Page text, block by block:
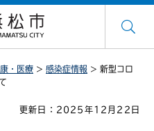
・医療 > 感染症情報 > 新型コロ
更新日：2025年12月22日